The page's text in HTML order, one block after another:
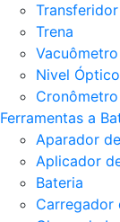
Trena
Vacuômetro
Nivel Óptico
Cronômetro
Ferramentas a
Aparador
Aplicador
Bateria
Carregador